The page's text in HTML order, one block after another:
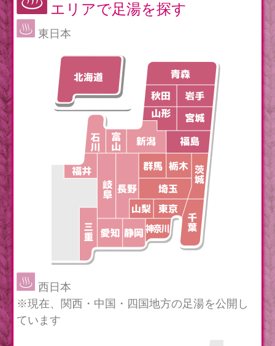
エリアで足湯を探す
東日本
西日本
※現在、関西・中国・四国地方の足湯を公開し
ています